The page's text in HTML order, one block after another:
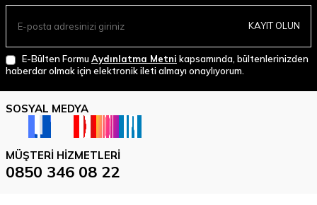
KAYIT OLUN
E-Bülten Formu Aydınlatma Metni kapsamında, bültenlerinizden
haberdar olmak için elektronik ileti almayı onaylıyorum.
SOSYAL MEDYA
MÜŞTERI HIZMETLERI
0850 346 08 22